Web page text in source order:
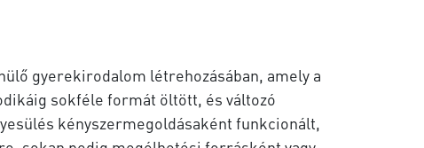
gyerekirodalom létrehozásában, amely a
sokféle formát öltött, és változó
kényszermegoldásaként funkcionált,